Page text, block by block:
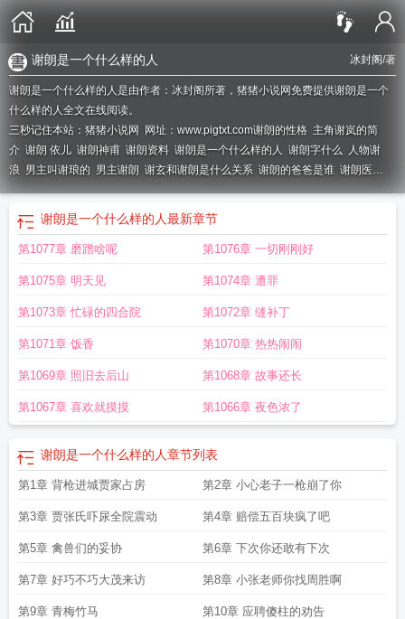
冰封阁/著
谢朗是一个什么样的人
谢朗是一个什么样的人是由作者：冰封阁所著，猪猪小说网免费提供谢朗是一个
什么样的人全文在线阅读。
三秒记住本站：猪猪小说网 网址：www.pigtxt.com谢朗的性格 主角谢岚的简
介 谢朗 依儿 谢朗神甫 谢朗资料 谢朗是一个什么样的人 谢朗字什么
人物谢
浪 男主叫谢琅的 男主谢朗 谢玄和谢朗是什么关系 谢朗的爸爸是谁 谢朗医
生谢朗是一个怎样的人谢朗是谢安的侄子吗主角谢琅lang谢谢朗快穿谢朗
的故事 谢朗和谢安什么关系 谢安和谢朗是什么关系
叫谢浪的叫什么名字
谢朗是一个什么样的人最新章节
第1077章 磨蹭啥呢 第1076章 一切刚刚好
第1075章 明天见 第1074章 遭罪
第1073章 忙碌的四合院 第1072章 缝补丁
第1071章 饭香 第1070章 热热闹闹
第1069章 照旧去后山 第1068章 故事还长
第1067章 喜欢就摸摸 第1066章 夜色浓了
谢朗是一个什么样的人章节列表
第1章 背枪进城贾家占房 第2章 小心老子一枪崩了你
第3章 贾张氏吓尿全院震动 第4章 赔偿五百块疯了吧
第5章 禽兽们的妥协 第6章 下次你还敢有下次
第7章 好巧不巧大茂来访 第8章 小张老师你找周胜啊
第9章 青梅竹马 第10章 应聘傻柱的劝告